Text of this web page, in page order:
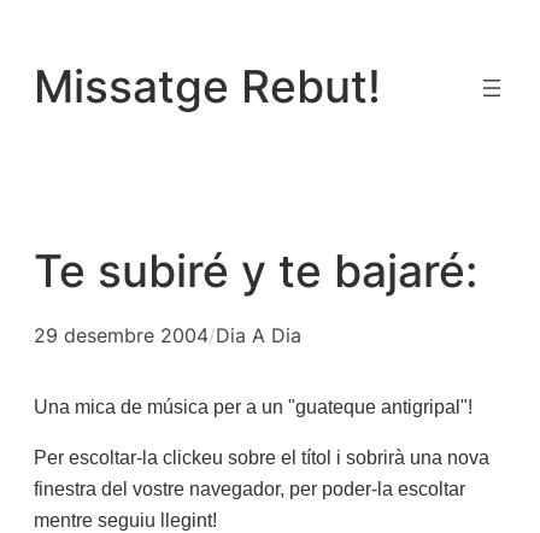
contingut
Missatge Rebut!
Te subiré y te bajaré:
29 desembre 2004/Dia A Dia
Una mica de música per a un "guateque antigripal"!
Per escoltar-la clickeu sobre el títol i sobrirà una nova
finestra del vostre navegador, per poder-la escoltar
mentre seguiu llegint!